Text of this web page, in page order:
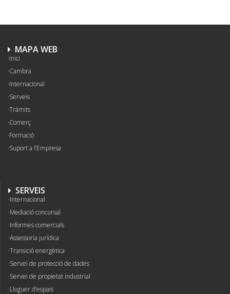
MAPA WEB
Inici
Cambra
Internacional
Serveis
Tràmits
Comerç
Formació
Suport a l’Empresa
SERVEIS
Internacional
Mediació concursal
Informes comercials
Assessoria jurídica
Transició energètica
Servei de protecció de dades
Servei de propietat industrial
Lloguer d’espais